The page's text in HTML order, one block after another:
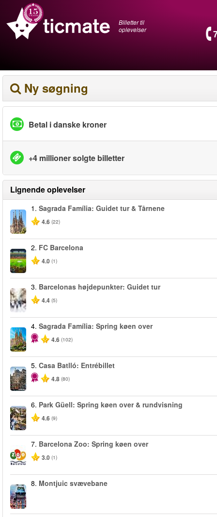
Billetter til
oplevelser
Ny søgning
Betal i danske kroner
+4 millioner solgte billetter
Lignende oplevelser
1. Sagrada Família: Guidet tur & Tårnene
4.6 (22)
2. FC Barcelona
4.0 (1)
3. Barcelonas højdepunkter: Guidet tur
4.4 (5)
4. Sagrada Família: Spring køen over
4.6 (102)
5. Casa Batlló: Entrébillet
4.8 (80)
6. Park Güell: Spring køen over & rundvisning
4.6 (9)
7. Barcelona Zoo: Spring køen over
3.0 (1)
8. Montjuic svævebane